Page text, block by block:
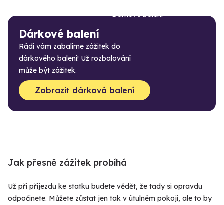
Dárkové balení
Rádi vám zabalíme zážitek do
dárkového balení! Už rozbalování
může být zážitek.
Zobrazit dárková balení
Jak přesně zážitek probíhá
Už při příjezdu ke statku budete vědět, že tady si opravdu
odpočinete. Můžete zůstat jen tak v útulném pokoji, ale to by